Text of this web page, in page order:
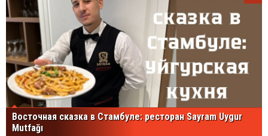
Восточная сказка в Стамбуле: ресторан Sayram Uygur
Mutfağı